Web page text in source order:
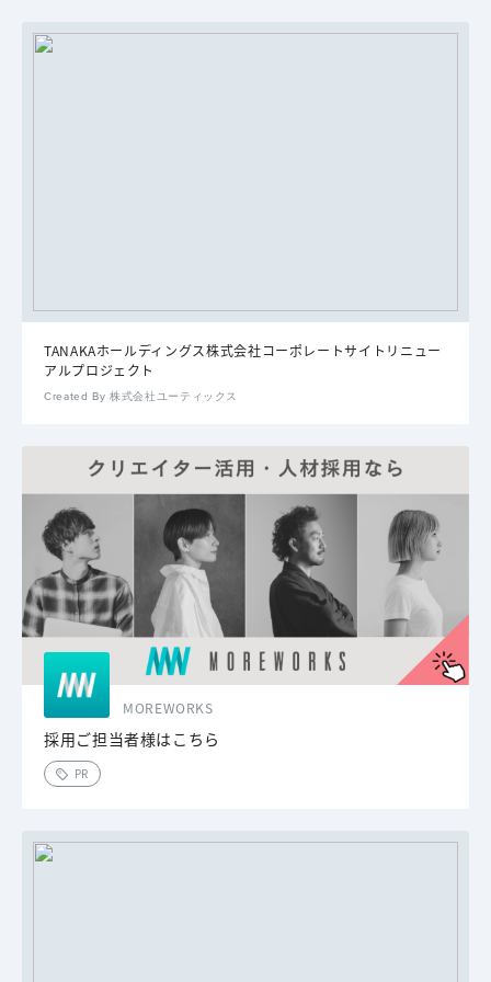
TANAKAホールディングス株式会社コーポレートサイトリニュー
アルプロジェクト
Created By 株式会社ユーティックス
MOREWORKS
採用ご担当者様はこちら
PR